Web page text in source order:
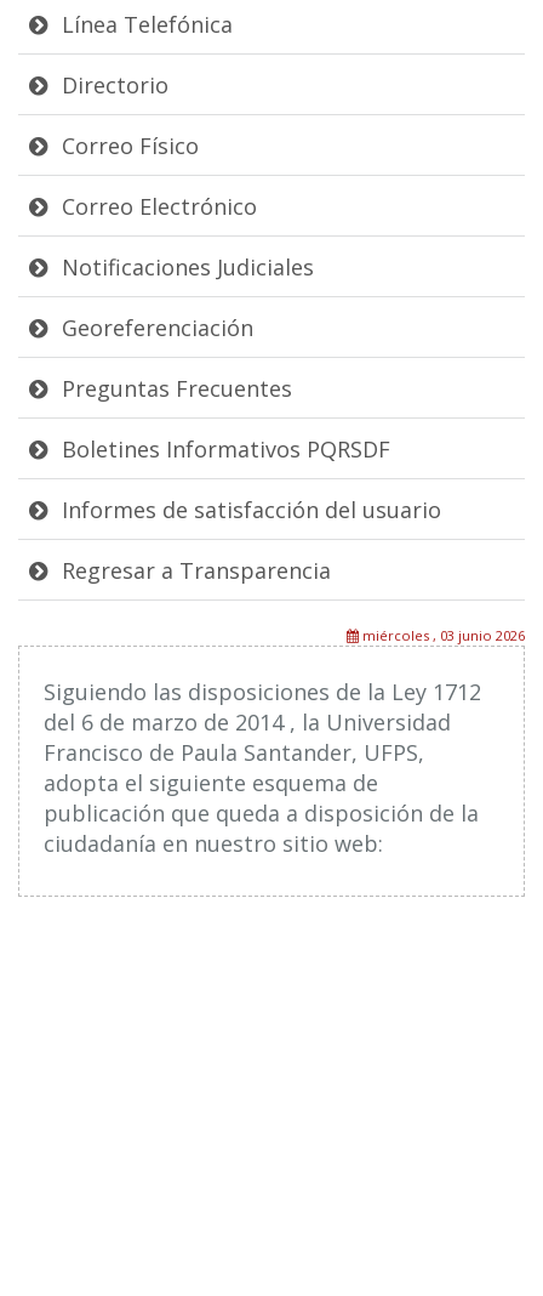
Línea Telefónica
Directorio
Correo Físico
Correo Electrónico
Notificaciones Judiciales
Georeferenciación
Preguntas Frecuentes
Boletines Informativos PQRSDF
Informes de satisfacción del usuario
Regresar a Transparencia
miércoles , 03 junio 2026
Siguiendo las disposiciones de la Ley 1712
del 6 de marzo de 2014 , la Universidad
Francisco de Paula Santander, UFPS,
adopta el siguiente esquema de
publicación que queda a disposición de la
ciudadanía en nuestro sitio web: